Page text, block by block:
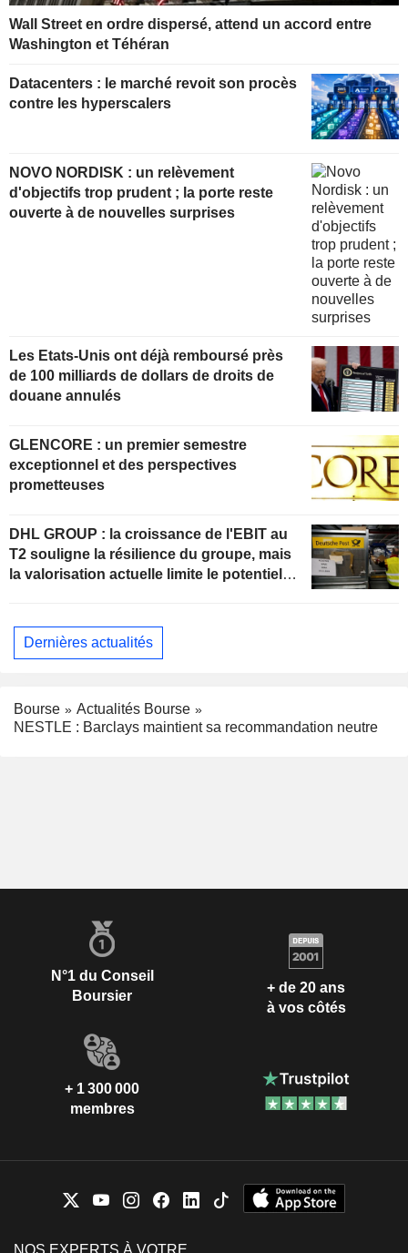
Wall Street en ordre dispersé, attend un accord entre
Washington et Téhéran
Datacenters : le marché revoit son procès
contre les hyperscalers
NOVO NORDISK : un relèvement
d'objectifs trop prudent ; la porte reste
ouverte à de nouvelles surprises
Les Etats-Unis ont déjà remboursé près
de 100 milliards de dollars de droits de
douane annulés
GLENCORE : un premier semestre
exceptionnel et des perspectives
prometteuses
DHL GROUP : la croissance de l'EBIT au
T2 souligne la résilience du groupe, mais
la valorisation actuelle limite le potentiel
Dernières actualités
Bourse
Actualités Bourse
NESTLE : Barclays maintient sa recommandation neutre
N°1 du Conseil
Boursier
+ de 20 ans
à vos côtés
+ 1 300 000
membres